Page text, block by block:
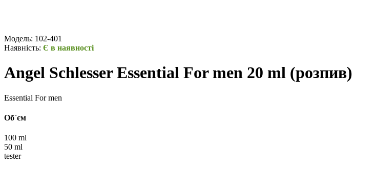
Модель: 102-401
Наявність: Є в наявності
Angel Schlesser Essential For men 20 ml (розпив)
Essential For men
Об`єм
100 ml
50 ml
tester